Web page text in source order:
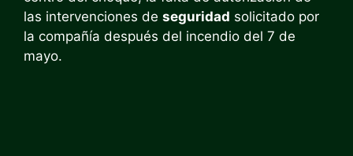
las intervenciones de seguridad solicitado por
la compañía después del incendio del 7 de
mayo.